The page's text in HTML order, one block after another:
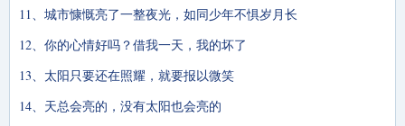
11、城市慷慨亮了一整夜光，如同少年不惧岁月长
12、你的心情好吗？借我一天，我的坏了
13、太阳只要还在照耀，就要报以微笑
14、天总会亮的，没有太阳也会亮的